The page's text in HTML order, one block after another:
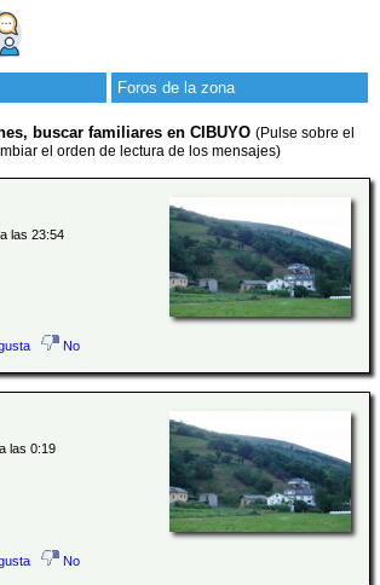
Foros de la zona
buscar familiares en CIBUYO (Pulse sobre el
el orden de lectura de los mensajes)
las 23:54
No
las 0:19
No